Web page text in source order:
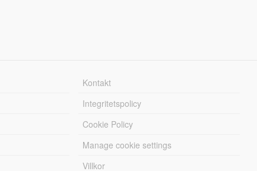
Kontakt
Integritetspolicy
Cookie Policy
Manage cookie settings
Villkor